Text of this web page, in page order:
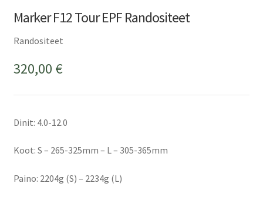
Marker F12 Tour EPF Randositeet
Randositeet
320,00 €
Dinit: 4.0-12.0
Koot: S – 265-325mm – L – 305-365mm
Paino: 2204g (S) – 2234g (L)